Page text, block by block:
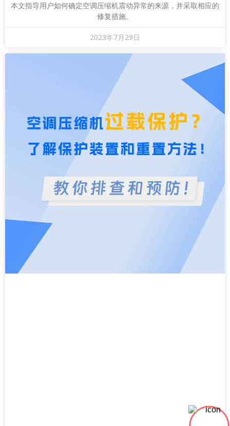
本文指导用户如何确定空调压缩机震动异常的来源，并采取相应的
修复措施。
2023年7月29日